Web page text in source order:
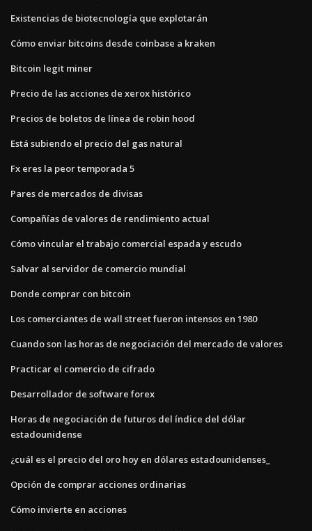
Existencias de biotecnología que explotarán
Cómo enviar bitcoins desde coinbase a kraken
Bitcoin legit miner
Precio de las acciones de xerox histórico
Precios de boletos de línea de robin hood
Está subiendo el precio del gas natural
Fx eres la peor temporada 5
Pares de mercados de divisas
Compañías de valores de rendimiento actual
Cómo vincular el trabajo comercial espada y escudo
Salvar al servidor de comercio mundial
Donde comprar con bitcoin
Los comerciantes de wall street fueron intensos en 1980
Cuando son las horas de negociación del mercado de valores
Practicar el comercio de cifrado
Desarrollador de software forex
Horas de negociación de futuros del índice del dólar
estadounidense
¿cuál es el precio del oro hoy en dólares estadounidenses_
Opción de comprar acciones ordinarias
Cómo invierte en acciones